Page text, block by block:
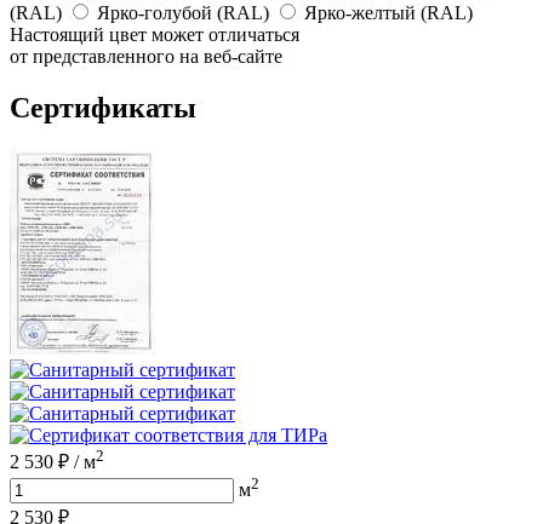
(RAL)
Ярко-голубой (RAL)
Ярко-желтый (RAL)
Настоящий цвет может отличаться
от представленного на веб-сайте
Сертификаты
2 530 ₽ /м2
м2
2 530 ₽